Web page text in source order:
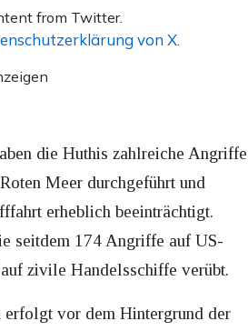
from Twitter.
von X.
die Huthis zahlreiche Angriffe
Meer durchgeführt und
erheblich beeinträchtigt.
seitdem 174 Angriffe auf US-
zivile Handelsschiffe verübt.
vor dem Hintergrund der